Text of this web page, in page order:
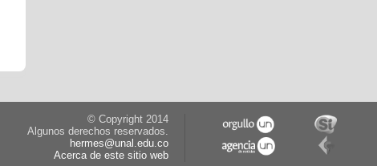
© Copyright 2014
Algunos derechos reservados.
hermes@unal.edu.co
Acerca de este sitio web